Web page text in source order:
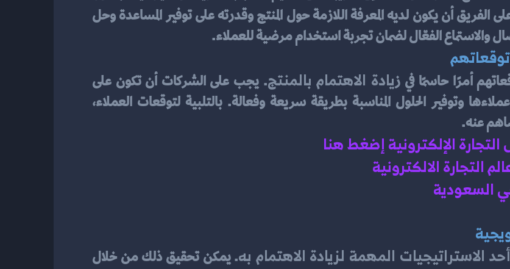
والاستماع الفعّال لضمان تجربة استخدام مرضية للعملاء.
أمرًا حاسمًا في زيادة الاهتمام بالمنتج
عنه.
الإلكترونية إضغط هنا
الالكترونية
السعودية
أحد الاستراتيجيات المهمة لزيادة الاهتمام به